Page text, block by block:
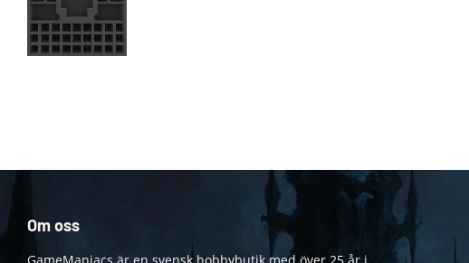
Om oss